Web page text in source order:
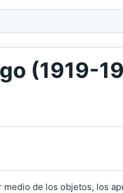
(1919-
de los objetos, los